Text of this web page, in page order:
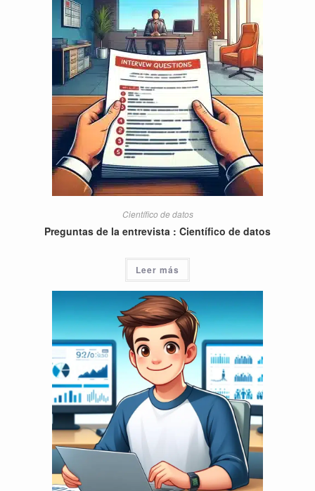
Científico de datos
Preguntas de la entrevista : Científico de datos
Leer más